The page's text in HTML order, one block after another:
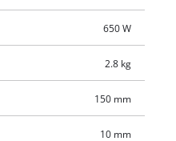
650 W
2.8 kg
150 mm
10 mm